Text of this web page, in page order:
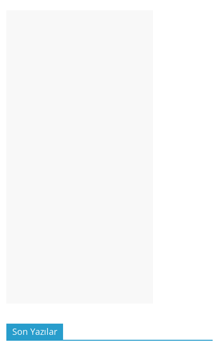
Son Yazılar